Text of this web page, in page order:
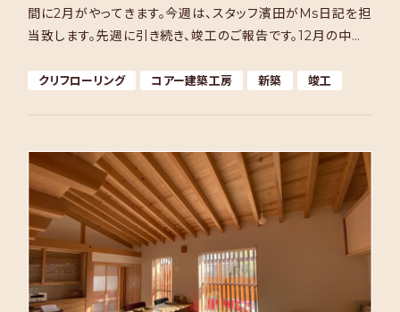
間に2月がやってきます。今週は、スタッフ濱田がMs日記を担
当致します。先週に引き続き、竣工のご報告です。12月の中旬、
クリフローリング コアー建築工房 新築 竣工